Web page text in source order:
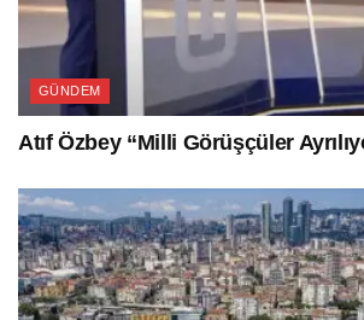
GÜNDEM
Atıf Özbey “Milli Görüşçüler